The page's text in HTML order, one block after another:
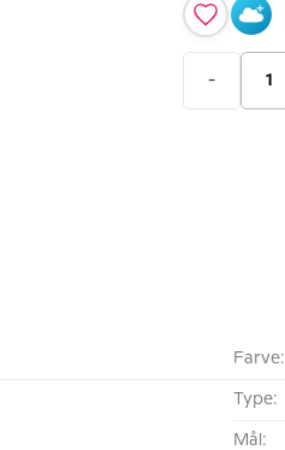
-
Farve:
Type:
Mål: